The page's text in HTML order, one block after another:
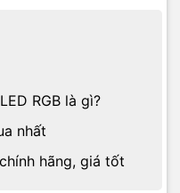
RGB là gì?
nhất
hãng, giá tốt